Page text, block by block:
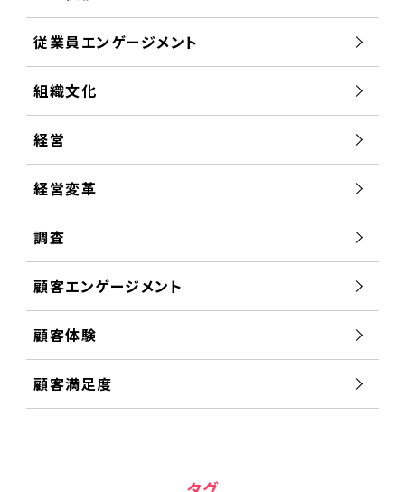
従業員エンゲージメント
組織文化
経営
経営変革
調査
顧客エンゲージメント
顧客体験
顧客満足度